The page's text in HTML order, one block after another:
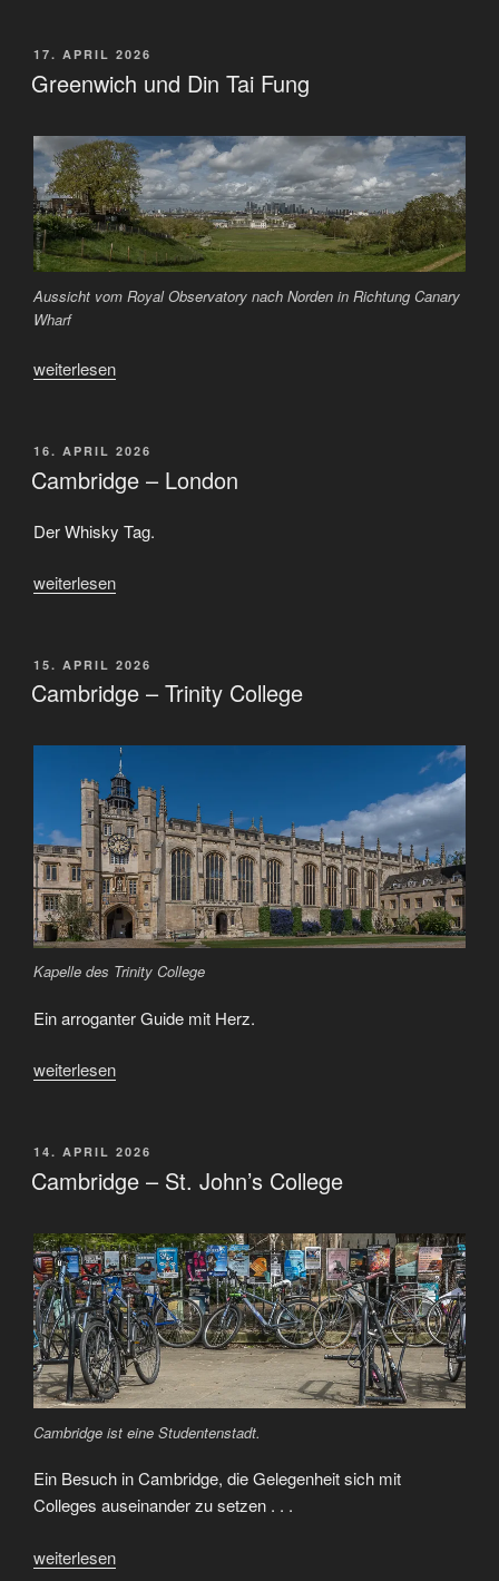
VERÖFFENTLICHT
AM
17. APRIL 2026
Greenwich und Din Tai Fung
Aussicht vom Royal Observatory nach Norden in Richtung Canary
Wharf
„Greenwich
Tai
Fung“
weiterlesen
VERÖFFENTLICHT
AM
16. APRIL 2026
Cambridge – London
Der Whisky Tag.
„Cambridge
weiterlesen
VERÖFFENTLICHT
AM
15. APRIL 2026
Cambridge – Trinity College
Kapelle des Trinity College
Ein arroganter Guide mit Herz.
„Cambridge
College“
weiterlesen
VERÖFFENTLICHT
AM
14. APRIL 2026
Cambridge – St. John’s College
Cambridge ist eine Studentenstadt.
Ein Besuch in Cambridge, die Gelegenheit sich mit
Colleges auseinander zu setzen . . .
„Cambridge
weiterlesen